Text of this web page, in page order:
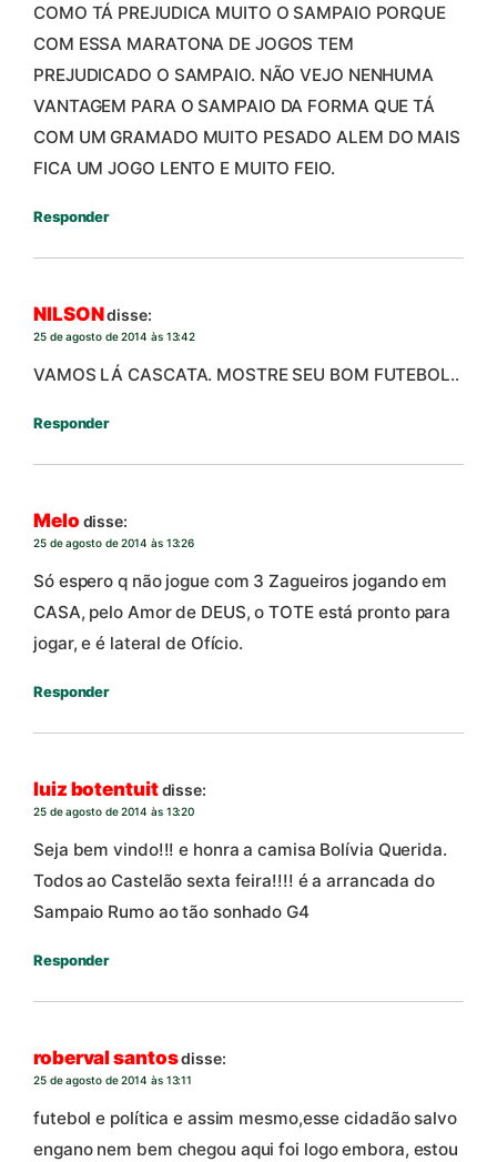
COMO TÁ PREJUDICA MUITO O SAMPAIO PORQUE
COM ESSA MARATONA DE JOGOS TEM
PREJUDICADO O SAMPAIO. NÃO VEJO NENHUMA
VANTAGEM PARA O SAMPAIO DA FORMA QUE TÁ
COM UM GRAMADO MUITO PESADO ALEM DO MAIS
FICA UM JOGO LENTO E MUITO FEIO.
Responder
NILSONdisse:
25 de agosto de 2014 às 13:42
VAMOS LÁ CASCATA. MOSTRE SEU BOM FUTEBOL..
Responder
Melo disse:
25 de agosto de 2014 às 13:26
Só espero q não jogue com 3 Zagueiros jogando em
CASA, pelo Amor de DEUS, o TOTE está pronto para
jogar, e é lateral de Ofício.
Responder
luiz botentuitdisse:
25 de agosto de 2014 às 13:20
Seja bem vindo!!! e honra a camisa Bolívia Querida.
Todos ao Castelão sexta feira!!!! é a arrancada do
Sampaio Rumo ao tão sonhado G4
Responder
roberval santosdisse:
25 de agosto de 2014 às 13:11
futebol e política e assim mesmo,esse cidadão salvo
engano nem bem chegou aqui foi logo embora, estou